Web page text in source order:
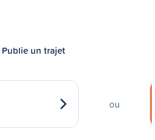
Publie un trajet
ou